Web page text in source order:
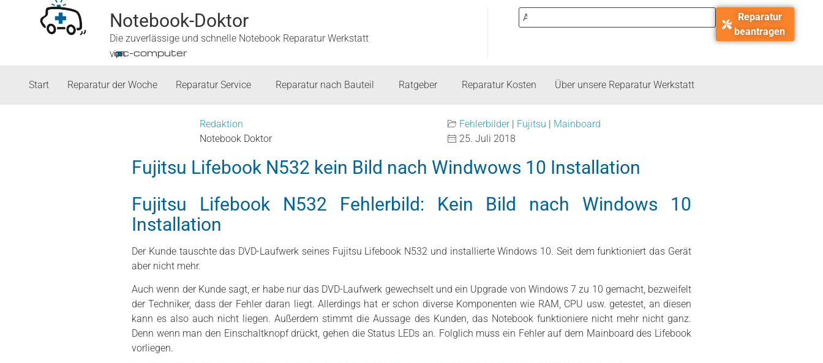
Notebook-Doktor
Die zuverlässige und schnelle Notebook Reparatur Werkstatt
von
■
ipc-computer
Reparatur
beantragen
Start Reparatur der Woche Reparatur Service Reparatur nach Bauteil Ratgeber Reparatur Kosten Über unsere Reparatur Werkstatt
Redaktion
Notebook Doktor
Fehlerbilder| Fujitsu | Mainboard
25. Juli 2018
Fujitsu Lifebook N532 kein Bild nach Windwows 10 Installation
Fujitsu Lifebook N532 Fehlerbild: Kein Bild nach Windows 10
Installation
Der Kunde tauschte das DVD-Laufwerk seines Fujitsu Lifebook N532 und installierte Windows 10. Seit dem funktioniert das Gerät
aber nicht mehr.
Auch wenn der Kunde sagt, er habe nur das DVD-Laufwerk gewechselt und ein Upgrade von Windows 7 zu 10 gemacht, bezweifelt
der Techniker, dass der Fehler daran liegt. Allerdings hat er schon diverse Komponenten wie RAM, CPU usw. getestet, an diesen
kann es also auch nicht liegen. Außerdem stimmt die Aussage des Kunden, das Notebook funktioniere nicht mehr nicht ganz.
Denn wenn man den Einschaltknopf drückt, gehen die Status LEDs an. Folglich muss ein Fehler auf dem Mainboard des Lifebook
vorliegen.